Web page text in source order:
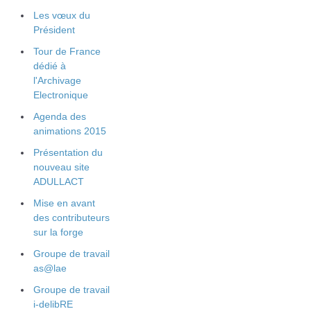
Les vœux du
Président
Tour de France
dédié à
l'Archivage
Electronique
Agenda des
animations 2015
Présentation du
nouveau site
ADULLACT
Mise en avant
des contributeurs
sur la forge
Groupe de travail
as@lae
Groupe de travail
i-delibRE